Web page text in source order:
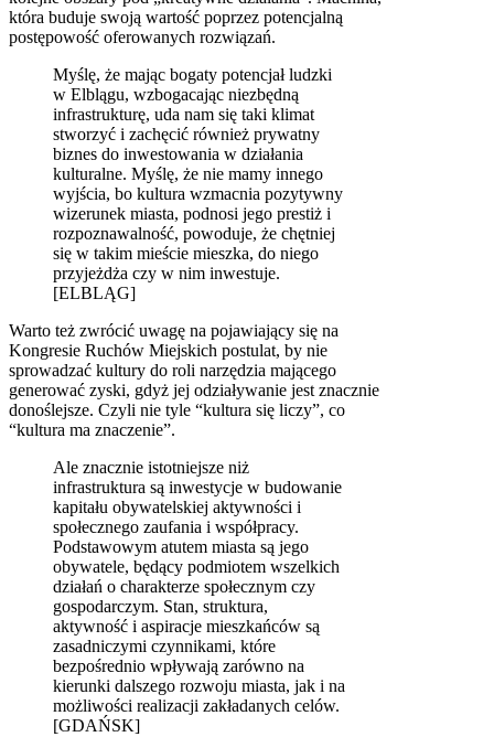
która buduje swoją wartość poprzez potencjalną
postępowość oferowanych rozwiązań.
Myślę, że mając bogaty potencjał ludzki
w Elblągu, wzbogacając niezbędną
infrastrukturę, uda nam się taki klimat
stworzyć i zachęcić również prywatny
biznes do inwestowania w działania
kulturalne. Myślę, że nie mamy innego
wyjścia, bo kultura wzmacnia pozytywny
wizerunek miasta, podnosi jego prestiż i
rozpoznawalność, powoduje, że chętniej
się w takim mieście mieszka, do niego
przyjeżdża czy w nim inwestuje.
[ELBLĄG]
Warto też zwrócić uwagę na pojawiający się na
Kongresie Ruchów Miejskich postulat, by nie
sprowadzać kultury do roli narzędzia mającego
generować zyski, gdyż jej odziaływanie jest znacznie
donoślejsze. Czyli nie tyle “kultura się liczy”, co
“kultura ma znaczenie”.
Ale znacznie istotniejsze niż
infrastruktura są inwestycje w budowanie
kapitału obywatelskiej aktywności i
społecznego zaufania i współpracy.
Podstawowym atutem miasta są jego
obywatele, będący podmiotem wszelkich
działań o charakterze społecznym czy
gospodarczym. Stan, struktura,
aktywność i aspiracje mieszkańców są
zasadniczymi czynnikami, które
bezpośrednio wpływają zarówno na
kierunki dalszego rozwoju miasta, jak i na
możliwości realizacji zakładanych celów.
[GDAŃSK]